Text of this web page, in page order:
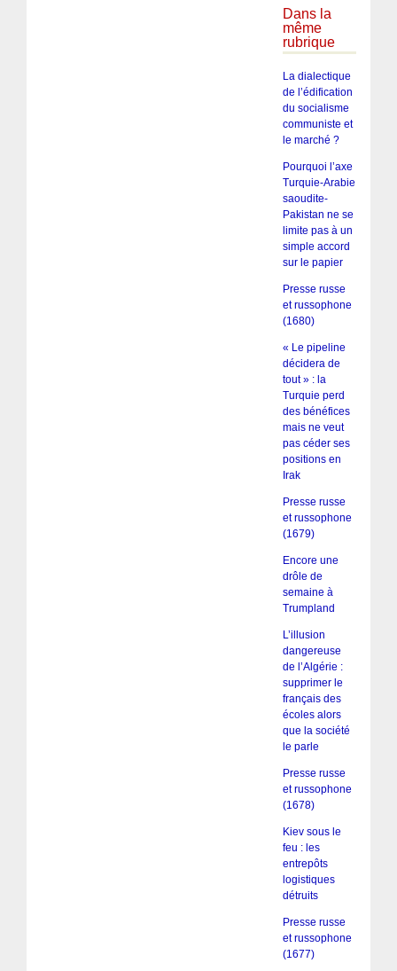
Dans la
même
rubrique
La dialectique
de l’édification
du socialisme
communiste et
le marché ?
Pourquoi l’axe
Turquie-Arabie
saoudite-
Pakistan ne se
limite pas à un
simple accord
sur le papier
Presse russe
et russophone
(1680)
« Le pipeline
décidera de
tout » : la
Turquie perd
des bénéfices
mais ne veut
pas céder ses
positions en
Irak
Presse russe
et russophone
(1679)
Encore une
drôle de
semaine à
Trumpland
L’illusion
dangereuse
de l’Algérie :
supprimer le
français des
écoles alors
que la société
le parle
Presse russe
et russophone
(1678)
Kiev sous le
feu : les
entrepôts
logistiques
détruits
Presse russe
et russophone
(1677)